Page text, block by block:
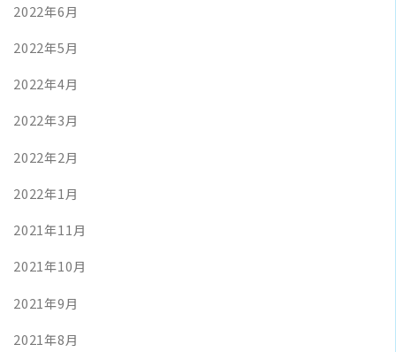
2022年6月
2022年5月
2022年4月
2022年3月
2022年2月
2022年1月
2021年11月
2021年10月
2021年9月
2021年8月